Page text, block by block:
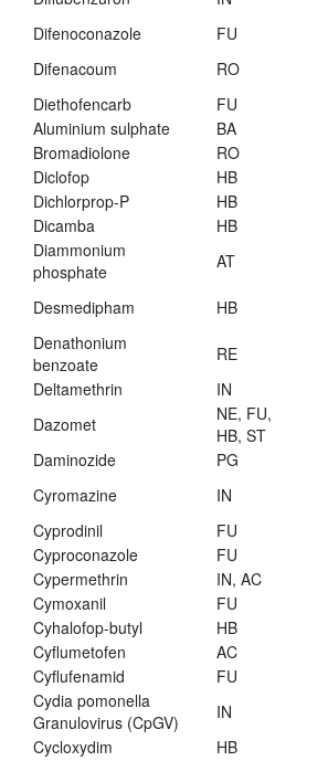
Difenoconazole
FU
Difenacoum
RO
Diethofencarb
FU
Aluminium sulphate
BA
Bromadiolone
RO
Diclofop
HB
Dichlorprop-P
HB
Dicamba
HB
Diammonium
phosphate
AT
Desmedipham HB
Denathonium
benzoate
RE
Deltamethrin
IN
Dazomet
NE, FU,
HB, ST
Daminozide
PG
Cyromazine
IN
Cyprodinil
FU
Cyproconazole
FU
Cypermethrin
IN, AC
Cymoxanil
FU
Cyhalofop-butyl
HB
Cyflumetofen
AC
Cyflufenamid
FU
Cydia pomonella
Granulovirus (CpGV)
IN
Cycloxydim
HB